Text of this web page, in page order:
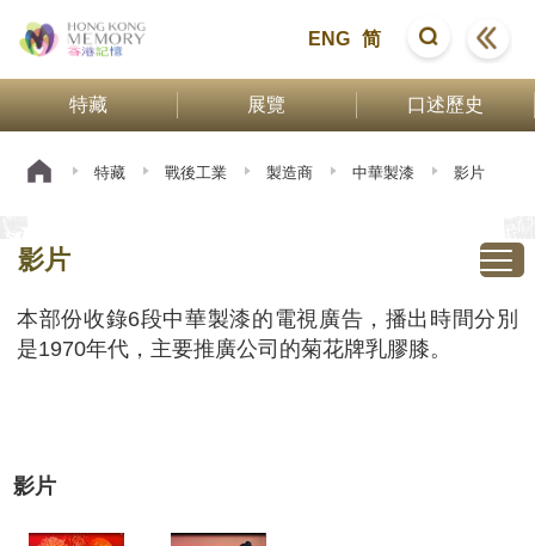
ENG 简
特藏 展覽 口述歷史
特藏 戰後工業 製造商 中華製漆 影片
影片
本部份收錄6段中華製漆的電視廣告，播出時間分別
是1970年代，主要推廣公司的菊花牌乳膠膝。
影片